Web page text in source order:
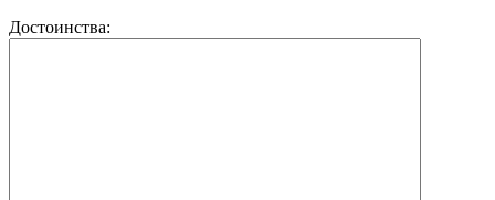
Достоинства: